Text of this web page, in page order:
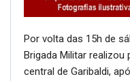
Por volta das 15h de
Brigada Militar
central de Garibaldi,